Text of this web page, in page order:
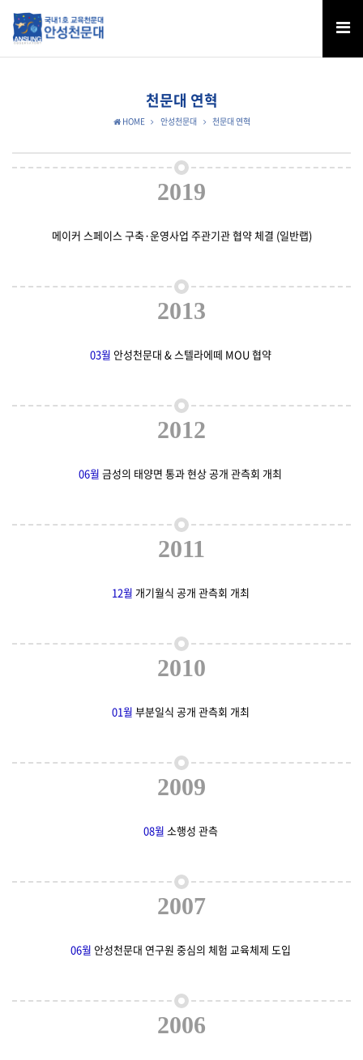
천문대 연혁
HOME 안성천문대 천문대 연혁
2019
메이커 스페이스 구축·운영사업 주관기관 협약 체결 (일반랩)
2013
03월 안성천문대 & 스텔라에떼 MOU 협약
2012
06월 금성의 태양면 통과 현상 공개 관측회 개최
2011
12월 개기월식 공개 관측회 개최
2010
01월 부분일식 공개 관측회 개최
2009
08월 소행성 관측
2007
06월 안성천문대 연구원 중심의 체험 교육체제 도입
2006